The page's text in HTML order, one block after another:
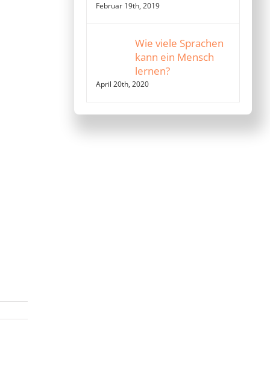
Februar 19th, 2019
Wie viele Sprachen
kann ein Mensch
lernen?
April 20th, 2020